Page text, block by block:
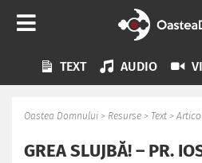
TEXT AUDIO
Oastea Domnului > Resurse > Text >
GREA SLUJBĂ! – PR.